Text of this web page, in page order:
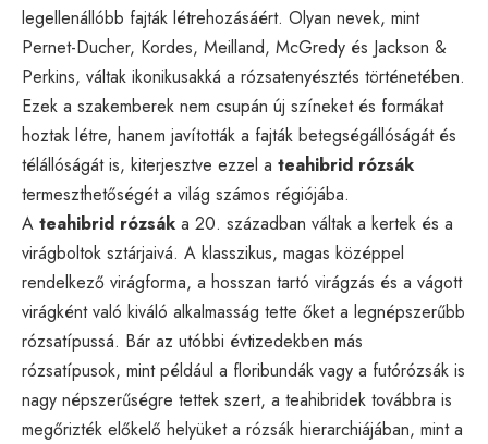
legellenállóbb fajták létrehozásáért. Olyan nevek, mint
Pernet-Ducher, Kordes, Meilland, McGredy és Jackson &
Perkins, váltak ikonikusakká a rózsatenyésztés történetében.
Ezek a szakemberek nem csupán új színeket és formákat
hoztak létre, hanem javították a fajták betegségállóságát és
télállóságát is, kiterjesztve ezzel a teahibrid rózsák
termeszthetőségét a világ számos régiójába.
A teahibrid rózsák a 20. században váltak a kertek és a
virágboltok sztárjaivá. A klasszikus, magas középpel
rendelkező virágforma, a hosszan tartó virágzás és a vágott
virágként való kiváló alkalmasság tette őket a legnépszerűbb
rózsatípussá. Bár az utóbbi évtizedekben más
rózsatípusok, mint például a floribundák vagy a futórózsák is
nagy népszerűségre tettek szert, a teahibridek továbbra is
megőrizték előkelő helyüket a rózsák hierarchiájában, mint a